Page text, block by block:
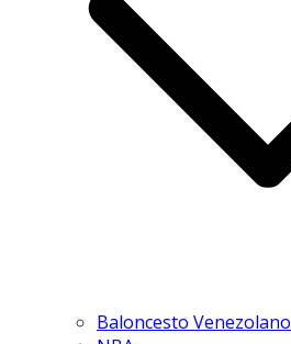
Baloncesto Venezolano